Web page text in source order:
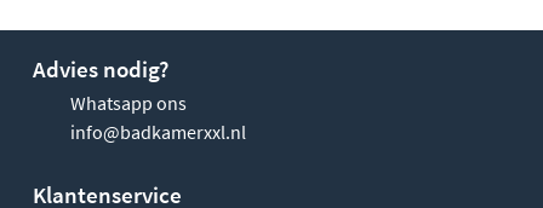
Advies nodig?
Whatsapp ons
info@badkamerxxl.nl
Klantenservice